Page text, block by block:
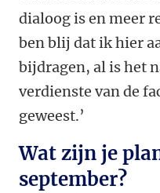
dialoog is en meer
ben blij dat ik hier
bijdragen, al is het
verdienste van de
geweest.’
Wat zijn je
september?